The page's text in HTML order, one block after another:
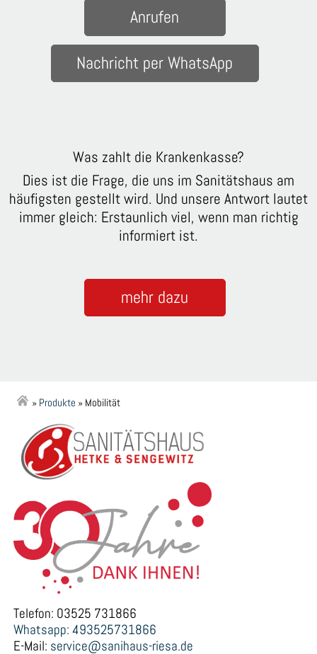
Anrufen
Nachricht per WhatsApp
Was zahlt die Krankenkasse?
Dies ist die Frage, die uns im Sanitätshaus am
häufigsten gestellt wird. Und unsere Antwort lautet
immer gleich: Erstaunlich viel, wenn man richtig
informiert ist.
mehr dazu
» Produkte » Mobilität
Telefon: 03525 731866
Whatsapp: 493525731866
E-Mail: service@sanihaus-riesa.de